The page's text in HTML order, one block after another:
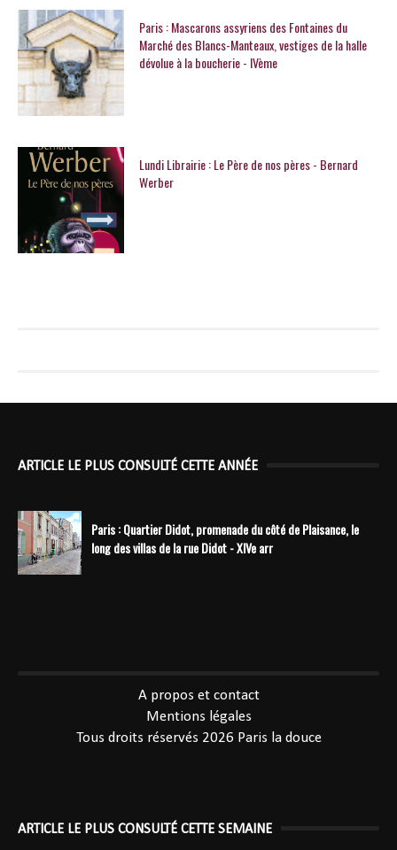
Paris : Mascarons assyriens des Fontaines du
Marché des Blancs-Manteaux, vestiges de la halle
dévolue à la boucherie - IVème
Lundi Librairie : Le Père de nos pères - Bernard
Werber
ARTICLE LE PLUS CONSULTÉ CETTE ANNÉE
Paris : Quartier Didot, promenade du côté de Plaisance, le
long des villas de la rue Didot - XIVe arr
A propos et contact
Mentions légales
Tous droits réservés 2026 Paris la douce
ARTICLE LE PLUS CONSULTÉ CETTE SEMAINE